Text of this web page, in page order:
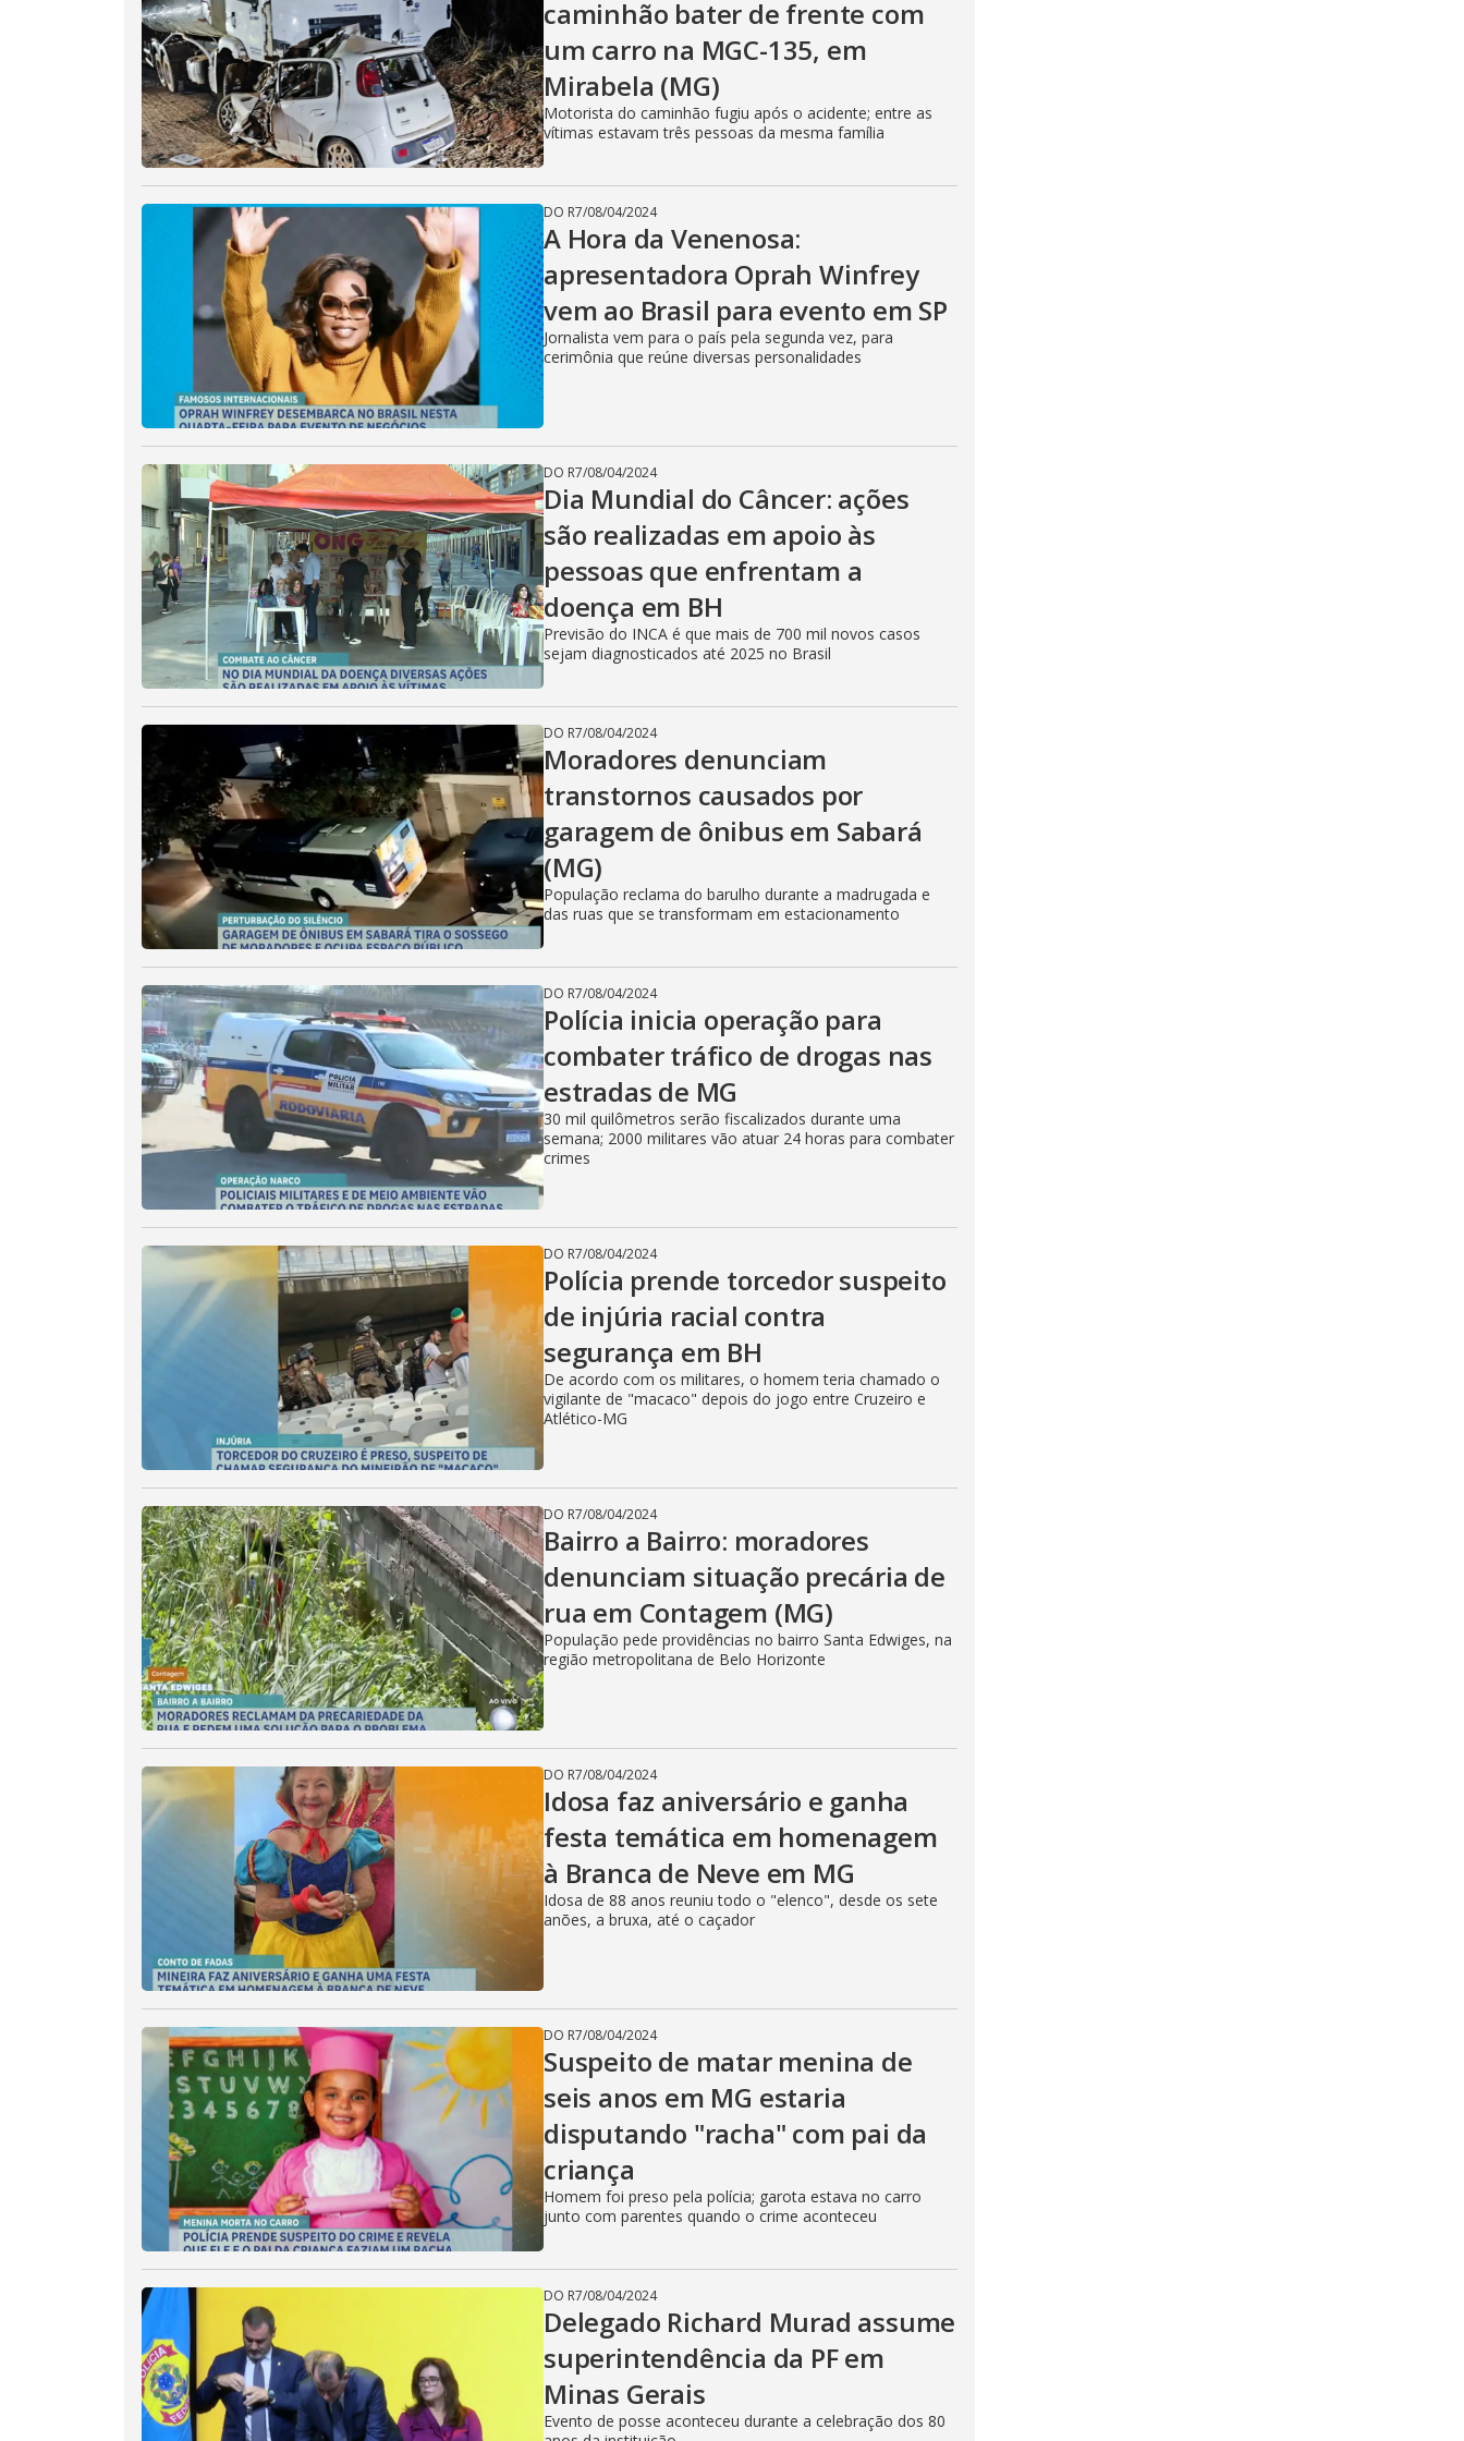
i
d
e
o
caminhão bater de frente com
um carro na MGC-135, em
Mirabela (MG)
Motorista do caminhão fugiu após o acidente; entre as
vítimas estavam três pessoas da mesma família
DO R7/08/04/2024
A Hora da Venenosa:
apresentadora Oprah Winfrey
vem ao Brasil para evento em SP
Jornalista vem para o país pela segunda vez, para
cerimônia que reúne diversas personalidades
DO R7/08/04/2024
Dia Mundial do Câncer: ações
são realizadas em apoio às
pessoas que enfrentam a
doença em BH
Previsão do INCA é que mais de 700 mil novos casos
sejam diagnosticados até 2025 no Brasil
DO R7/08/04/2024
Moradores denunciam
transtornos causados por
garagem de ônibus em Sabará
(MG)
População reclama do barulho durante a madrugada e
das ruas que se transformam em estacionamento
DO R7/08/04/2024
Polícia inicia operação para
combater tráfico de drogas nas
estradas de MG
30 mil quilômetros serão fiscalizados durante uma
semana; 2000 militares vão atuar 24 horas para combater
crimes
DO R7/08/04/2024
Polícia prende torcedor suspeito
de injúria racial contra
segurança em BH
De acordo com os militares, o homem teria chamado o
vigilante de "macaco" depois do jogo entre Cruzeiro e
Atlético-MG
DO R7/08/04/2024
Bairro a Bairro: moradores
denunciam situação precária de
rua em Contagem (MG)
População pede providências no bairro Santa Edwiges, na
região metropolitana de Belo Horizonte
DO R7/08/04/2024
Idosa faz aniversário e ganha
festa temática em homenagem
à Branca de Neve em MG
Idosa de 88 anos reuniu todo o "elenco", desde os sete
anões, a bruxa, até o caçador
DO R7/08/04/2024
Suspeito de matar menina de
seis anos em MG estaria
disputando "racha" com pai da
criança
Homem foi preso pela polícia; garota estava no carro
junto com parentes quando o crime aconteceu
DO R7/08/04/2024
Delegado Richard Murad assume
superintendência da PF em
Minas Gerais
Evento de posse aconteceu durante a celebração dos 80